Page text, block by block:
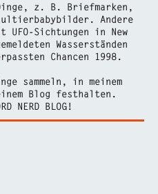
Dinge, z. B. Briefmarken,
Andere
Sichtungen in New
Wasserständen
Chancen 1998.
sammeln, in meinem
Blog festhalten.
NERD BLOG!